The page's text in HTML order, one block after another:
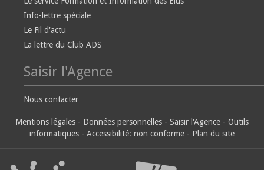
Info-lettre spéciale
Le Fil d'actu
La lettre du Club ADS
Saisir l'Agence
Nous contacter
Mentions légales - Données personnelles - Saisir l'Agence - Outils
informatiques - Accessibilité: non conforme - Plan du site